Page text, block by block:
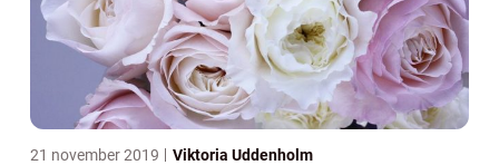
21 november 2019 Viktoria Uddenholm